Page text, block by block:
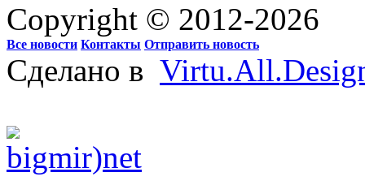
Copyright © 2012-2026
Все новости Контакты Отправить новость
Сделано в